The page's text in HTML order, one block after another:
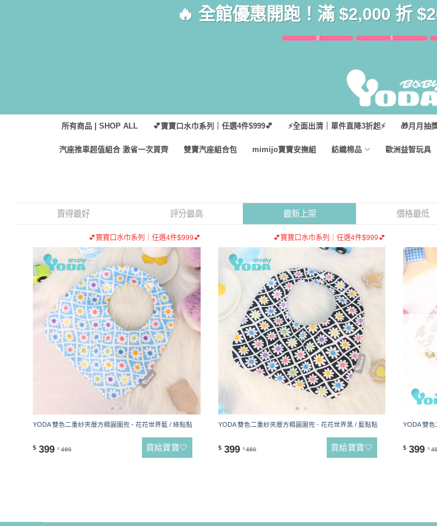
🔥 全館優惠開跑！滿 $2,000 折
17
時
5
分
所有商品 | SHOP ALL 💕寶寶口水巾系列｜任選4件$999💕 ⚡全面出清｜單件直降3折起⚡ 🎁月月抽
汽座推車超值組合 激省一次買齊 雙寶汽座組合包 mimijo寶寶安撫組 紡織棉品 歐洲益智玩具
賣得最好 評分最高 最新上架 價格最低
💕寶寶口水巾系列｜任選4件$999💕
YODA 雙色二重紗夾層方橢圓圍兜 - 花花世界藍 / 綠點點
$ 399 $ 490 買給寶寶🤍
💕寶寶口水巾系列｜任選4件$999💕
YODA 雙色二重紗夾層方橢圓圍兜 - 花花世界黑 / 藍點點
$ 399 $ 490 買給寶寶🤍
YODA 雙
$ 399 $